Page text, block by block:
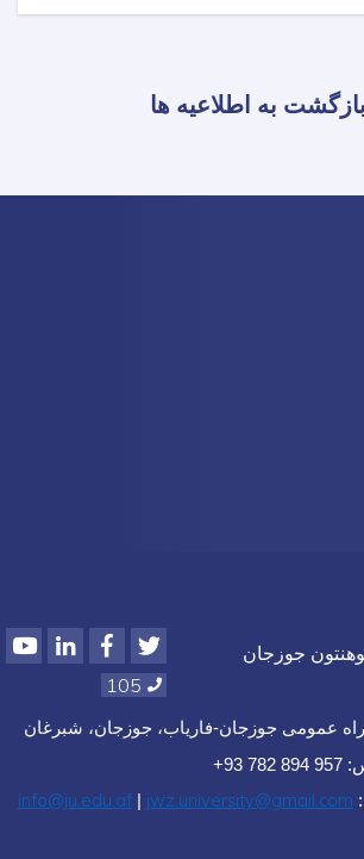
بازگشت به اطلاعیه ها
جوزجان YoutubeLinkedInFacebook
105
عمومی جوزجان-فاریاب، جوزجان، شبرغان
info@ju.edu.af jwz.university@gmail.com